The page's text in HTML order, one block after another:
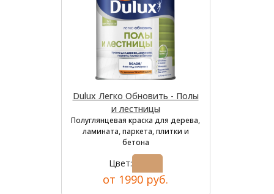
Dulux Легко Обновить - Полы
и лестницы
Полуглянцевая краска для дерева,
ламината, паркета, плитки и
бетона
Цвет:
от 1990 руб.